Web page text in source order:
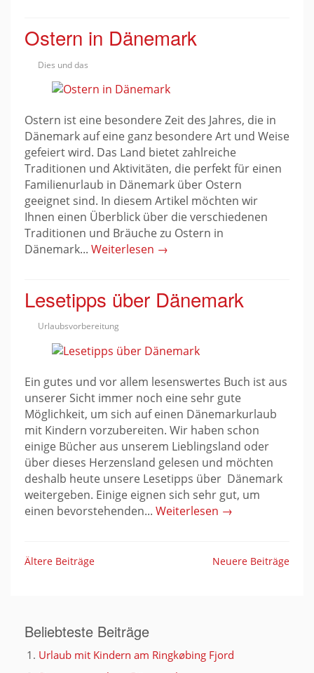
Ostern in Dänemark
Dies und das
Ostern ist eine besondere Zeit des Jahres, die in
Dänemark auf eine ganz besondere Art und Weise
gefeiert wird. Das Land bietet zahlreiche
Traditionen und Aktivitäten, die perfekt für einen
Familienurlaub in Dänemark über Ostern
geeignet sind. In diesem Artikel möchten wir
Ihnen einen Überblick über die verschiedenen
Traditionen und Bräuche zu Ostern in
Dänemark... Weiterlesen →
Lesetipps über Dänemark
Urlaubsvorbereitung
Ein gutes und vor allem lesenswertes Buch ist aus
unserer Sicht immer noch eine sehr gute
Möglichkeit, um sich auf einen Dänemarkurlaub
mit Kindern vorzubereiten. Wir haben schon
einige Bücher aus unserem Lieblingsland oder
über dieses Herzensland gelesen und möchten
deshalb heute unsere Lesetipps über Dänemark
weitergeben. Einige eignen sich sehr gut, um
einen bevorstehenden... Weiterlesen →
Ältere Beiträge Neuere Beiträge
Beliebteste Beiträge
Urlaub mit Kindern am Ringkøbing Fjord